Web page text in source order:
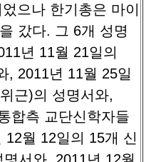
으나 한기총은 마이
갔다. 그 6개 성명
년 11월 21일의
, 2011년 11월 25일
근)의 성명서와,
합측 교단신학자들
월 12일의 15개 신